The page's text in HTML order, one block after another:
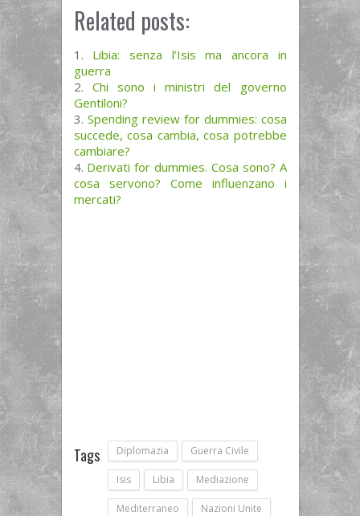
Related posts:
Libia: senza l’Isis ma ancora in
guerra
Chi sono i ministri del governo
Gentiloni?
Spending review for dummies: cosa
succede, cosa cambia, cosa potrebbe
cambiare?
Derivati for dummies. Cosa sono? A
cosa servono? Come influenzano i
mercati?
Tags Diplomazia Guerra Civile
Isis Libia Mediazione
Mediterraneo Nazioni Unite